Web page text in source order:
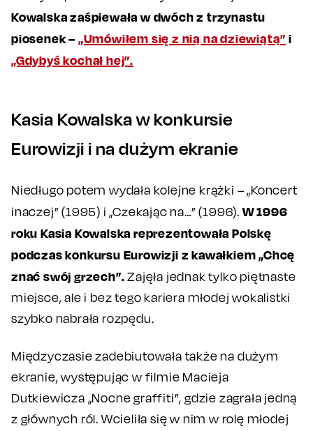
Kowalska zaśpiewała w dwóch z trzynastu
piosenek – „Umówiłem się z nią na dziewiątą”i
„Gdybyś kochał hej”.
Kasia Kowalska w konkursie
Eurowizji i na dużym ekranie
Niedługo potem wydała kolejne krążki – „Koncert
inaczej” (1995) i „Czekając na…” (1996).W 1996
roku Kasia Kowalska reprezentowała Polskę
podczas konkursu Eurowizji z kawałkiem „Chcę
znać swój grzech”.Zajęła jednak tylko piętnaste
miejsce, ale i bez tego kariera młodej wokalistki
szybko nabrała rozpędu.
Międzyczasie zadebiutowała także na dużym
ekranie, występując w filmie Macieja
Dutkiewicza „Nocne graffiti”, gdzie zagrała jedną
z głównych ról. Wcieliła się w nim w rolę młodej